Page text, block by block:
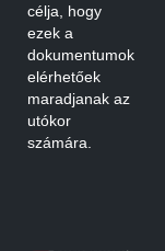
célja, hogy
ezek a
dokumentumok
elérhetőek
maradjanak az
utókor
számára.